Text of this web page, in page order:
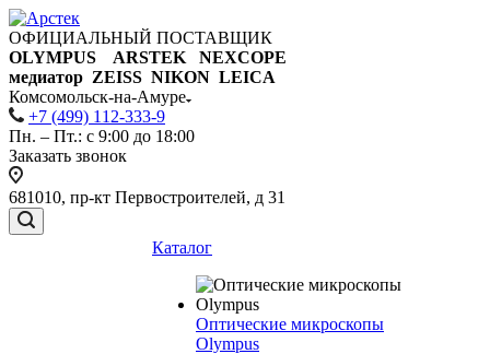
ОФИЦИАЛЬНЫЙ ПОСТАВЩИК
OLYMPUS ARSTEK NEXCOPE
медиатор ZEISS NIKON LEICA
Комсомольск-на-Амуре
+7 (499) 112-333-9
Пн. – Пт.: с 9:00 до 18:00
Заказать звонок
681010, пр-кт Первостроителей, д 31
Каталог
Оптические микроскопы
Olympus